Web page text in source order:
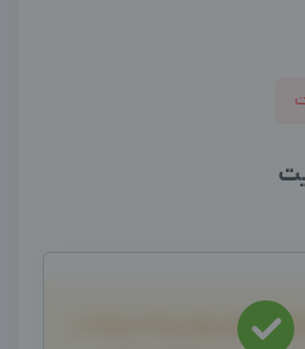
و هر نوع پرداخت وجه، از